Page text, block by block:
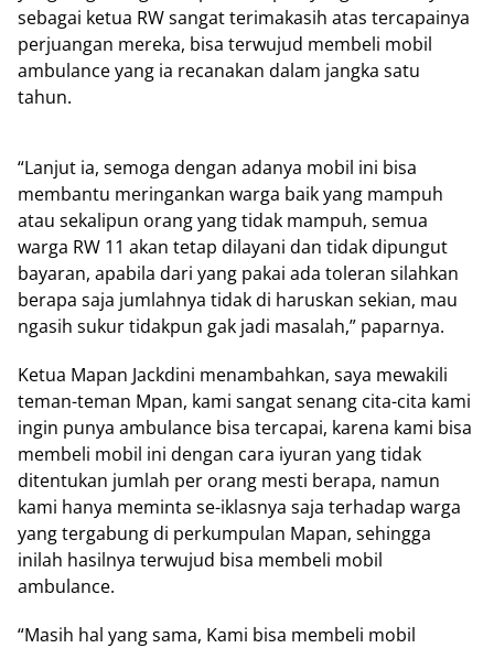
sebagai ketua RW sangat terimakasih atas tercapainya
perjuangan mereka, bisa terwujud membeli mobil
ambulance yang ia recanakan dalam jangka satu
tahun.
“Lanjut ia, semoga dengan adanya mobil ini bisa
membantu meringankan warga baik yang mampuh
atau sekalipun orang yang tidak mampuh, semua
warga RW 11 akan tetap dilayani dan tidak dipungut
bayaran, apabila dari yang pakai ada toleran silahkan
berapa saja jumlahnya tidak di haruskan sekian, mau
ngasih sukur tidakpun gak jadi masalah,” paparnya.
Ketua Mapan Jackdini menambahkan, saya mewakili
teman-teman Mpan, kami sangat senang cita-cita kami
ingin punya ambulance bisa tercapai, karena kami bisa
membeli mobil ini dengan cara iyuran yang tidak
ditentukan jumlah per orang mesti berapa, namun
kami hanya meminta se-iklasnya saja terhadap warga
yang tergabung di perkumpulan Mapan, sehingga
inilah hasilnya terwujud bisa membeli mobil
ambulance.
“Masih hal yang sama, Kami bisa membeli mobil